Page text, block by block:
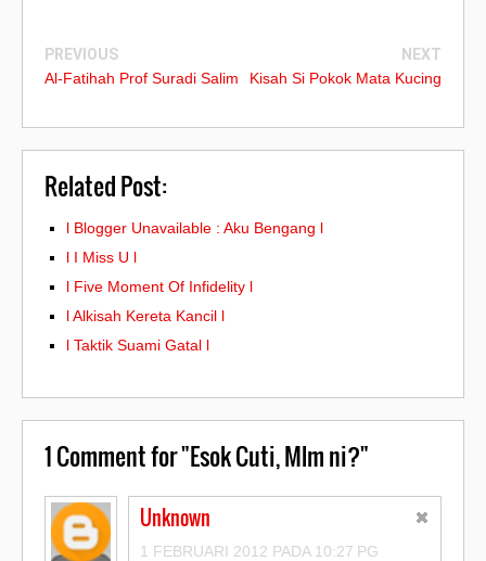
PREVIOUS
Al-Fatihah Prof Suradi Salim
NEXT
Kisah Si Pokok Mata Kucing
Related Post:
l Blogger Unavailable : Aku Bengang l
l I Miss U l
l Five Moment Of Infidelity l
l Alkisah Kereta Kancil l
l Taktik Suami Gatal l
1Comment for "Esok Cuti, Mlm ni?"
Unknown
1 FEBRUARI 2012 PADA 10:27 PG